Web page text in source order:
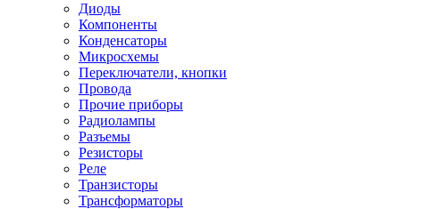
Диоды
Компоненты
Конденсаторы
Микросхемы
Переключатели, кнопки
Провода
Прочие приборы
Радиолампы
Разъемы
Резисторы
Реле
Транзисторы
Трансформаторы